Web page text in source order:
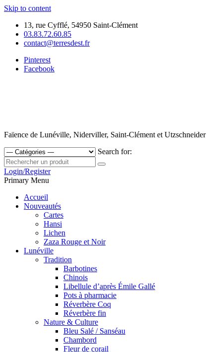
Skip to content
13, rue Cyfflé, 54950 Saint-Clément
03.83.72.60.85
contact@terresdest.fr
Pinterest
Facebook
Faïence de Lunéville, Niderviller, Saint-Clément et Utzschneider
Search for:
Login/Register
Primary Menu
Accueil
Nouveautés
Cartes
Hansi
Lichen
Zaza Rouge et Noir
Lunéville
Tradition
Barbotines
Chinois
Libellule d’après Émile Gallé
Pots à pharmacie
Réverbère Coq
Réverbère fin
Nature & Culture
Bleu Salé / Sanséau
Chambord
Fleur de corail